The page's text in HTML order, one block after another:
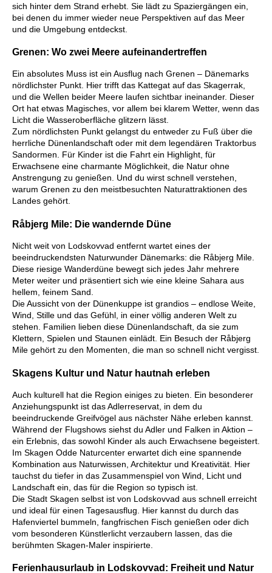
sich hinter dem Strand erhebt. Sie lädt zu Spaziergängen ein,
bei denen du immer wieder neue Perspektiven auf das Meer
und die Umgebung entdeckst.
Grenen: Wo zwei Meere aufeinandertreffen
Ein absolutes Muss ist ein Ausflug nach Grenen – Dänemarks
nördlichster Punkt. Hier trifft das Kattegat auf das Skagerrak,
und die Wellen beider Meere laufen sichtbar ineinander. Dieser
Ort hat etwas Magisches, vor allem bei klarem Wetter, wenn das
Licht die Wasseroberfläche glitzern lässt.
Zum nördlichsten Punkt gelangst du entweder zu Fuß über die
herrliche Dünenlandschaft oder mit dem legendären Traktorbus
Sandormen. Für Kinder ist die Fahrt ein Highlight, für
Erwachsene eine charmante Möglichkeit, die Natur ohne
Anstrengung zu genießen. Und du wirst schnell verstehen,
warum Grenen zu den meistbesuchten Naturattraktionen des
Landes gehört.
Råbjerg Mile: Die wandernde Düne
Nicht weit von Lodskovvad entfernt wartet eines der
beeindruckendsten Naturwunder Dänemarks: die Råbjerg Mile.
Diese riesige Wanderdüne bewegt sich jedes Jahr mehrere
Meter weiter und präsentiert sich wie eine kleine Sahara aus
hellem, feinem Sand.
Die Aussicht von der Dünenkuppe ist grandios – endlose Weite,
Wind, Stille und das Gefühl, in einer völlig anderen Welt zu
stehen. Familien lieben diese Dünenlandschaft, da sie zum
Klettern, Spielen und Staunen einlädt. Ein Besuch der Råbjerg
Mile gehört zu den Momenten, die man so schnell nicht vergisst.
Skagens Kultur und Natur hautnah erleben
Auch kulturell hat die Region einiges zu bieten. Ein besonderer
Anziehungspunkt ist das Adlerreservat, in dem du
beeindruckende Greifvögel aus nächster Nähe erleben kannst.
Während der Flugshows siehst du Adler und Falken in Aktion –
ein Erlebnis, das sowohl Kinder als auch Erwachsene begeistert.
Im Skagen Odde Naturcenter erwartet dich eine spannende
Kombination aus Naturwissen, Architektur und Kreativität. Hier
tauchst du tiefer in das Zusammenspiel von Wind, Licht und
Landschaft ein, das für die Region so typisch ist.
Die Stadt Skagen selbst ist von Lodskovvad aus schnell erreicht
und ideal für einen Tagesausflug. Hier kannst du durch das
Hafenviertel bummeln, fangfrischen Fisch genießen oder dich
vom besonderen Künstlerlicht verzaubern lassen, das die
berühmten Skagen-Maler inspirierte.
Ferienhausurlaub in Lodskovvad: Freiheit und Natur